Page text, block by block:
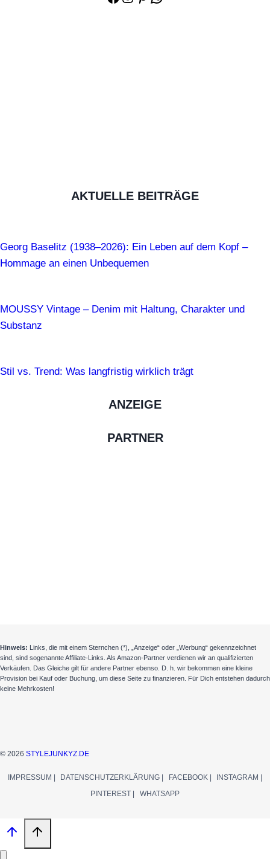
AKTUELLE BEITRÄGE
Georg Baselitz (1938–2026): Ein Leben auf dem Kopf –
Hommage an einen Unbequemen
MOUSSY Vintage – Denim mit Haltung, Charakter und
Substanz
Stil vs. Trend: Was langfristig wirklich trägt
ANZEIGE
PARTNER
Hinweis:
Links, die mit einem Sternchen (*), „Anzeige“ oder „Werbung“ gekennzeichnet
sind, sind sogenannte Affiliate-Links. Als Amazon-Partner verdienen wir an qualifizierten
Verkäufen. Das Gleiche gilt für andere Partner ebenso. D. h. wir bekommen eine kleine
Provision bei Kauf oder Buchung, um diese Seite zu finanzieren. Für Dich entstehen dadurch
keine Mehrkosten!
© 2026 STYLEJUNKYZ.DE
IMPRESSUM | DATENSCHUTZERKLÄRUNG | FACEBOOK |
INSTAGRAM |
PINTEREST |
WHATSAPP